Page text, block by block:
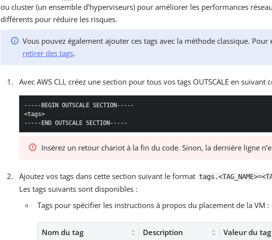
ou cluster (un ensemble d’hyperviseurs) pour améliorer les performances
différents pour réduire les risques.
Vous pouvez également ajouter ces tags avec la méthode classique.
retirer des tags.
Avec AWS CLI, créez une section pour tous vos tags OUTSCALE en suivant
-----BEGIN OUTSCALE SECTION-----
<tags>
-----END OUTSCALE SECTION-----
Insérez un retour chariot à la fin du code. Sinon, la dernière ligne
Ajoutez vos tags dans cette section suivant le format
Les tags suivants sont disponibles :
Tags pour spécifier les instructions à propos du placement de la VM :
Nom du tag Description Valeur du tag